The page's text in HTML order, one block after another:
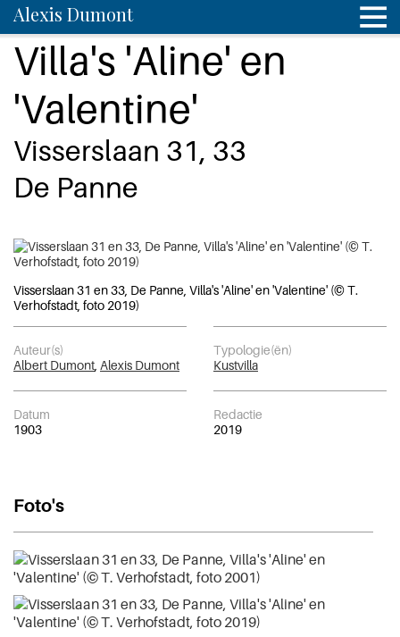
Alexis Dumont
Villa's 'Aline' en
'Valentine'
Visserslaan 31, 33
De Panne
Visserslaan 31 en 33, De Panne, Villa's 'Aline' en 'Valentine' (© T.
Verhofstadt, foto 2019)
Auteur(s)
Albert Dumont Alexis Dumont
Typologie(ën)
Kustvilla
Datum
1903
Redactie
2019
Foto's